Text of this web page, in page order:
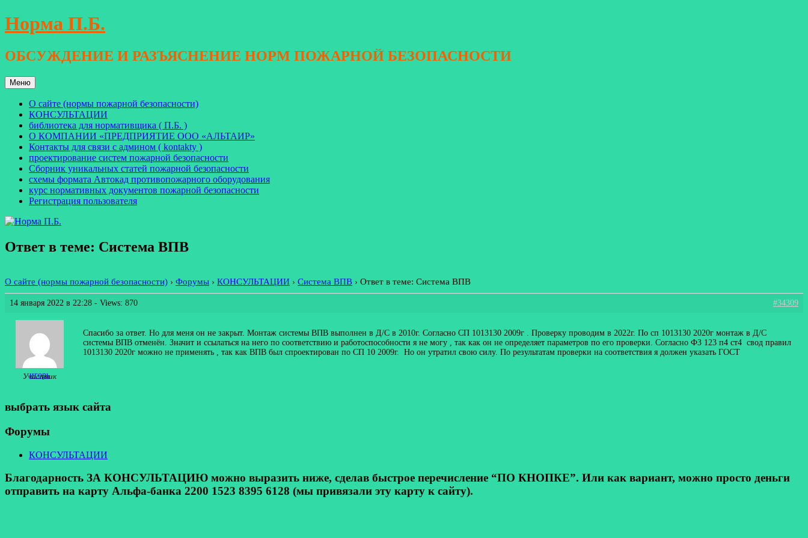
Перейти
к
Норма П.Б.
ОБСУЖДЕНИЕ И РАЗЪЯСНЕНИЕ НОРМ ПОЖАРНОЙ БЕЗОПАСНОСТИ
Меню
О сайте (нормы пожарной безопасности)
КОНСУЛЬТАЦИИ
библиотека для нормативщика ( П.Б. )
О КОМПАНИИ «ПРЕДПРИЯТИЕ ООО «АЛЬТАИР»
Контакты для связи с админом ( kontakty )
проектирование систем пожарной безопасности
Сборник уникальных статей пожарной безопасности
схемы формата Автокад противопожарного оборудования
курс нормативных документов пожарной безопасности
Регистрация пользователя
Ответ в теме: Система ВПВ
О сайте (нормы пожарной безопасности) › Форумы › КОНСУЛЬТАЦИИ › Система ВПВ › Ответ в теме: Система ВПВ
14 января 2022 в 22:28 - Views: 870 #34309
игорь
Участник
Спасибо за ответ. Но для меня он не закрыт. Монтаж системы ВПВ выполнен в Д/С в 2010г. Согласно СП 1013130 2009г . Проверку проводим в 2022г. По сп 1013130 2020г монтаж в Д/С
системы ВПВ отменён. Значит и ссылаться на него по соответствию и работоспособности я не могу , так как он не определяет параметров по его проверки. Согласно ФЗ 123 п4 ст4 свод правил
1013130 2020г можно не применять , так как ВПВ был спроектирован по СП 10 2009г. Но он утратил свою силу. По результатам проверки на соответствия я должен указать ГОСТ
выбрать язык сайта
Форумы
КОНСУЛЬТАЦИИ
Благодарность ЗА КОНСУЛЬТАЦИЮ можно выразить ниже, сделав быстрое перечисление “ПО КНОПКЕ”. Или как вариант, можно просто деньги
отправить на карту Альфа-банка 2200 1523 8395 6128 (мы привязали эту карту к сайту).